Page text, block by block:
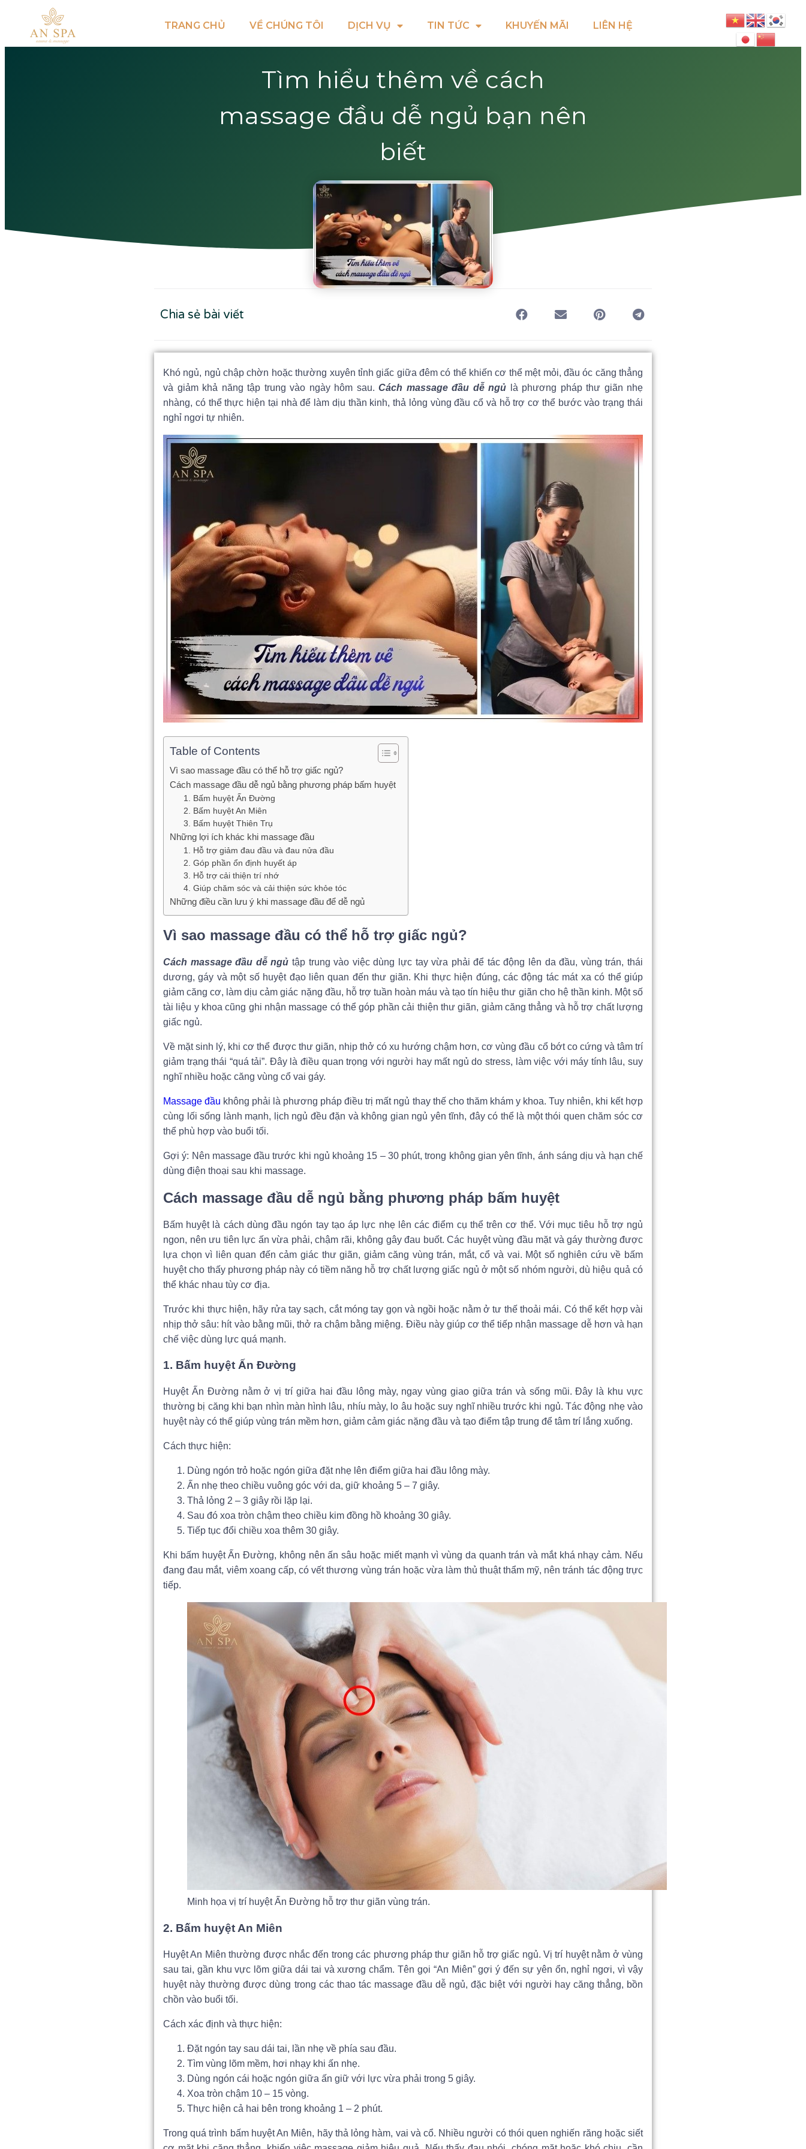
TRANG CHỦ VỀ CHÚNG TÔI DỊCH VỤ TIN TỨC KHUYẾN MÃI LIÊN HỆ
Tìm hiểu thêm về cách
massage đầu dễ ngủ bạn nên
biết
Chia sẻ bài viết
Khó ngủ, ngủ chập chờn hoặc thường xuyên tỉnh giấc giữa đêm có thể khiến cơ thể mệt mỏi, đầu óc căng thẳng
và giảm khả năng tập trung vào ngày hôm sau. Cách massage đầu dễ ngủ là phương pháp thư giãn nhẹ
nhàng, có thể thực hiện tại nhà để làm dịu thần kinh, thả lỏng vùng đầu cổ và hỗ trợ cơ thể bước vào trạng thái
nghỉ ngơi tự nhiên.
Table of Contents
Vì sao massage đầu có thể hỗ trợ giấc ngủ?
Cách massage đầu dễ ngủ bằng phương pháp bấm huyệt
1. Bấm huyệt Ấn Đường
2. Bấm huyệt An Miên
3. Bấm huyệt Thiên Trụ
Những lợi ích khác khi massage đầu
1. Hỗ trợ giảm đau đầu và đau nửa đầu
2. Góp phần ổn định huyết áp
3. Hỗ trợ cải thiện trí nhớ
4. Giúp chăm sóc và cải thiện sức khỏe tóc
Những điều cần lưu ý khi massage đầu để dễ ngủ
Vì sao massage đầu có thể hỗ trợ giấc ngủ?
Cách massage đầu dễ ngủ tập trung vào việc dùng lực tay vừa phải để tác động lên da đầu, vùng trán, thái
dương, gáy và một số huyệt đạo liên quan đến thư giãn. Khi thực hiện đúng, các động tác mát xa có thể giúp
giảm căng cơ, làm dịu cảm giác nặng đầu, hỗ trợ tuần hoàn máu và tạo tín hiệu thư giãn cho hệ thần kinh. Một số
tài liệu y khoa cũng ghi nhận massage có thể góp phần cải thiện thư giãn, giảm căng thẳng và hỗ trợ chất lượng
giấc ngủ.
Về mặt sinh lý, khi cơ thể được thư giãn, nhịp thở có xu hướng chậm hơn, cơ vùng đầu cổ bớt co cứng và tâm trí
giảm trạng thái “quá tải”. Đây là điều quan trọng với người hay mất ngủ do stress, làm việc với máy tính lâu, suy
nghĩ nhiều hoặc căng vùng cổ vai gáy.
Massage đầu không phải là phương pháp điều trị mất ngủ thay thế cho thăm khám y khoa. Tuy nhiên, khi kết hợp
cùng lối sống lành mạnh, lịch ngủ đều đặn và không gian ngủ yên tĩnh, đây có thể là một thói quen chăm sóc cơ
thể phù hợp vào buổi tối.
Gợi ý: Nên massage đầu trước khi ngủ khoảng 15 – 30 phút, trong không gian yên tĩnh, ánh sáng dịu và hạn chế
dùng điện thoại sau khi massage.
Cách massage đầu dễ ngủ bằng phương pháp bấm huyệt
Bấm huyệt là cách dùng đầu ngón tay tạo áp lực nhẹ lên các điểm cụ thể trên cơ thể. Với mục tiêu hỗ trợ ngủ
ngon, nên ưu tiên lực ấn vừa phải, chậm rãi, không gây đau buốt. Các huyệt vùng đầu mặt và gáy thường được
lựa chọn vì liên quan đến cảm giác thư giãn, giảm căng vùng trán, mắt, cổ và vai. Một số nghiên cứu về bấm
huyệt cho thấy phương pháp này có tiềm năng hỗ trợ chất lượng giấc ngủ ở một số nhóm người, dù hiệu quả có
thể khác nhau tùy cơ địa.
Trước khi thực hiện, hãy rửa tay sạch, cắt móng tay gọn và ngồi hoặc nằm ở tư thế thoải mái. Có thể kết hợp vài
nhịp thở sâu: hít vào bằng mũi, thở ra chậm bằng miệng. Điều này giúp cơ thể tiếp nhận massage dễ hơn và hạn
chế việc dùng lực quá mạnh.
1. Bấm huyệt Ấn Đường
Huyệt Ấn Đường nằm ở vị trí giữa hai đầu lông mày, ngay vùng giao giữa trán và sống mũi. Đây là khu vực
thường bị căng khi bạn nhìn màn hình lâu, nhíu mày, lo âu hoặc suy nghĩ nhiều trước khi ngủ. Tác động nhẹ vào
huyệt này có thể giúp vùng trán mềm hơn, giảm cảm giác nặng đầu và tạo điểm tập trung để tâm trí lắng xuống.
Cách thực hiện:
Dùng ngón trỏ hoặc ngón giữa đặt nhẹ lên điểm giữa hai đầu lông mày.
Ấn nhẹ theo chiều vuông góc với da, giữ khoảng 5 – 7 giây.
Thả lỏng 2 – 3 giây rồi lặp lại.
Sau đó xoa tròn chậm theo chiều kim đồng hồ khoảng 30 giây.
Tiếp tục đổi chiều xoa thêm 30 giây.
Khi bấm huyệt Ấn Đường, không nên ấn sâu hoặc miết mạnh vì vùng da quanh trán và mắt khá nhạy cảm. Nếu
đang đau mắt, viêm xoang cấp, có vết thương vùng trán hoặc vừa làm thủ thuật thẩm mỹ, nên tránh tác động trực
tiếp.
Minh họa vị trí huyệt Ấn Đường hỗ trợ thư giãn vùng trán.
2. Bấm huyệt An Miên
Huyệt An Miên thường được nhắc đến trong các phương pháp thư giãn hỗ trợ giấc ngủ. Vị trí huyệt nằm ở vùng
sau tai, gần khu vực lõm giữa dái tai và xương chẩm. Tên gọi “An Miên” gợi ý đến sự yên ổn, nghỉ ngơi, vì vậy
huyệt này thường được dùng trong các thao tác massage đầu dễ ngủ, đặc biệt với người hay căng thẳng, bồn
chồn vào buổi tối.
Cách xác định và thực hiện:
Đặt ngón tay sau dái tai, lần nhẹ về phía sau đầu.
Tìm vùng lõm mềm, hơi nhạy khi ấn nhẹ.
Dùng ngón cái hoặc ngón giữa ấn giữ với lực vừa phải trong 5 giây.
Xoa tròn chậm 10 – 15 vòng.
Thực hiện cả hai bên trong khoảng 1 – 2 phút.
Trong quá trình bấm huyệt An Miên, hãy thả lỏng hàm, vai và cổ. Nhiều người có thói quen nghiến răng hoặc siết